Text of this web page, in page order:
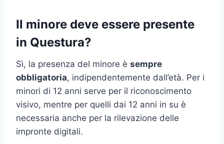
Il minore deve essere presente
in Questura?
Sì, la presenza del minore è sempre
obbligatoria, indipendentemente dall’età. Per i
minori di 12 anni serve per il riconoscimento
visivo, mentre per quelli dai 12 anni in su è
necessaria anche per la rilevazione delle
impronte digitali.